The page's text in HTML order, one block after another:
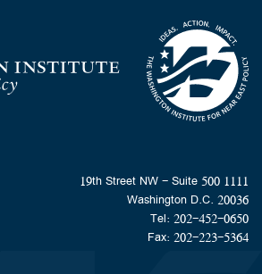
Homepage
1111 19th Street NW - Suite 500
Washington D.C. 20036
Tel: 202-452-0650
Fax: 202-223-5364